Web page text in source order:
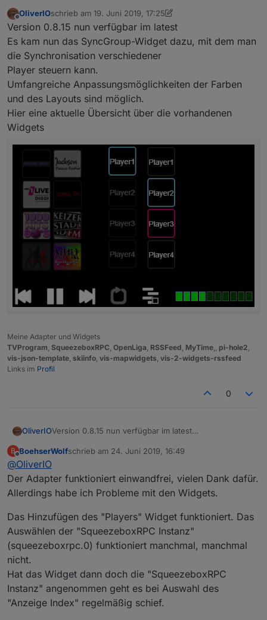
Offline
OliverIOschrieb am 19. Juni 2019, 17:25
zuletzt editiert von OliverIO
Version 0.8.15 nun verfügbar im latest
Es kam nun das SyncGroup-Widget dazu, mit dem man
die Synchronisation verschiedener
Player steuern kann.
Umfangreiche Anpassungsmöglichkeiten der Farben
und des Layouts sind möglich.
Hier eine aktuelle Übersicht über die vorhandenen
Widgets
Meine Adapter und Widgets
TVProgram, SqueezeboxRPC, OpenLiga, RSSFeed, MyTime,, pi-hole2,
vis-json-template, skiinfo, vis-mapwidgets, vis-2-widgets-rssfeed
Links im Profil
0
OliverIOVersion 0.8.15 nun verfügbar im latest
man die Synchronisation verschiedener
Umfangreiche Anpassungsmöglichkeiten der Farben
und des Layouts sind möglich.
Hier eine aktuelle Übersicht über die vorhandenen
B
Offline
BoehserWolfschrieb am 24. Juni 2019, 16:49
zuletzt editiert von
@OliverIO
Der Adapter funktioniert einwandfrei, vielen Dank dafür.
Allerdings habe ich Probleme mit den Widgets.
Das Hinzufügen des "Players" Widget funktioniert. Das
Auswählen der "SqueezeboxRPC Instanz"
(squeezeboxrpc.0) funktioniert manchmal, manchmal
nicht.
Hat das Widget dann doch die "SqueezeboxRPC
Instanz" angenommen geht es bei Auswahl des
"Anzeige Index" regelmäßig schief.